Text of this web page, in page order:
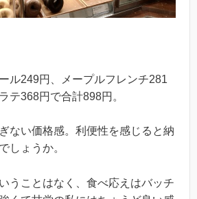
ル249円、メープルフレンチ281
テ368円で合計898円。
ない価格感。利便性を感じると納
しょうか。
うことはなく、食べ応えはバッチ